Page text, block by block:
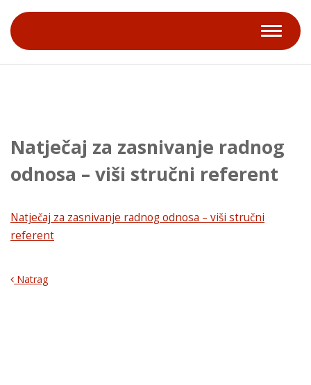
Natječaj za zasnivanje radnog
odnosa – viši stručni referent
Natječaj za zasnivanje radnog odnosa – viši stručni
referent
Natrag